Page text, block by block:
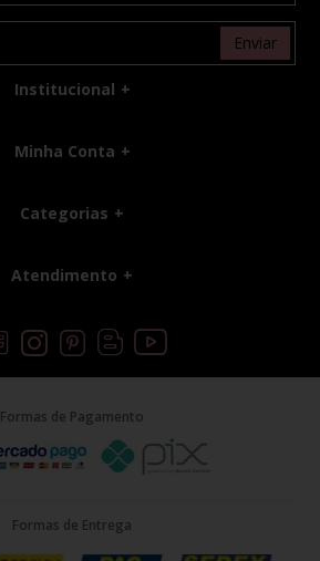
Enviar
Institucional
Minha Conta
Categorias
Atendimento
Formas de Pagamento
Formas de Entrega